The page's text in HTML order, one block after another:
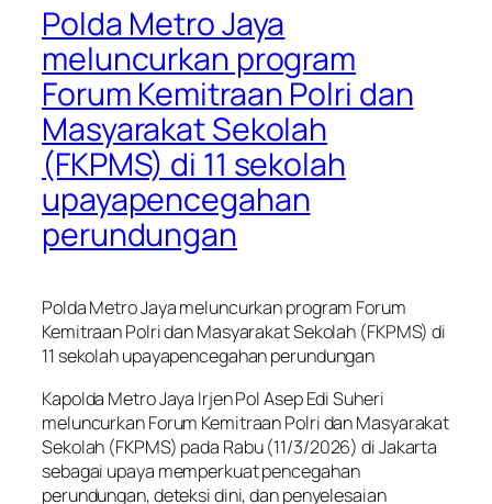
Polda Metro Jaya
meluncurkan program
Forum Kemitraan Polri dan
Masyarakat Sekolah
(FKPMS) di 11 sekolah
upayapencegahan
perundungan
Polda Metro Jaya meluncurkan program Forum
Kemitraan Polri dan Masyarakat Sekolah (FKPMS) di
11 sekolah upayapencegahan perundungan
Kapolda Metro Jaya Irjen Pol Asep Edi Suheri
meluncurkan Forum Kemitraan Polri dan Masyarakat
Sekolah (FKPMS) pada Rabu (11/3/2026) di Jakarta
sebagai upaya memperkuat pencegahan
perundungan, deteksi dini, dan penyelesaian